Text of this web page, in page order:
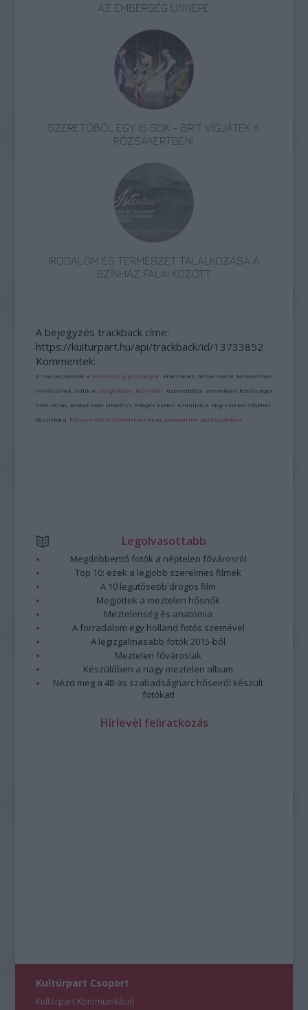
AZ EMBERSÉG ÜNNEPE
SZERETŐBŐL EGY IS SOK - BRIT VÍGJÁTÉK A
RÓZSAKERTBEN!
IRODALOM ÉS TERMÉSZET TALÁLKOZÁSA A
SZÍNHÁZ FALAI KÖZÖTT
A bejegyzés trackback címe:
https://kulturpart.hu/api/trackback/id/13733852
Kommentek:
A hozzászólások avonatkozó jogszabályok értelmében felhasználói tartalomnak
minősülnek, értük a szolgáltatás technikai üzemeltetője semmilyen felelősséget
nem vállal, azokat nem ellenőrzi. Kifogás esetén forduljon a blog szerkesztőjéhez.
Részletek a Felhasználási feltételekben és azadatvédelmi tájékoztatóban
Legolvasottabb
Megdöbbentő fotók a néptelen fővárosról
Top 10: ezek a legjobb szerelmes filmek
A 10 legütősebb drogos film
Megjöttek a meztelen hősnők
Meztelenség és anatómia
A forradalom egy holland fotós szemével
A legizgalmasabb fotók 2015-ből
Meztelen fővárosiak
Készülőben a nagy meztelen album
Nézd meg a 48-as szabadságharc hőseiről készült
fotókat!
Hírlevél feliratkozás
Kultúrpart Csoport
Kultúrpart Kommunikáció